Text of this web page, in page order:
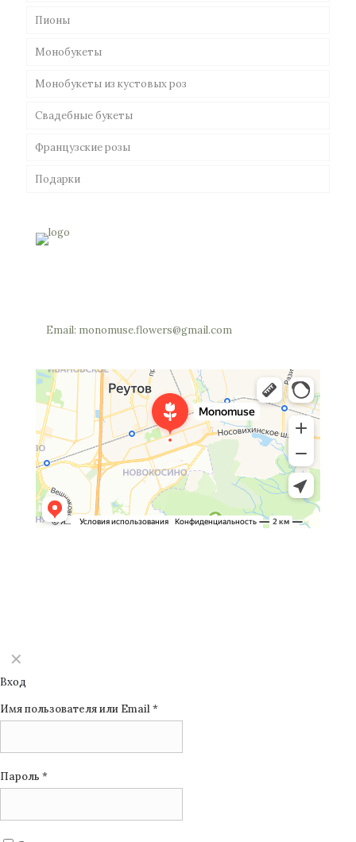
Пионы
Монобукеты
Монобукеты из кустовых роз
Свадебные букеты
Французские розы
Подарки
Email: monomuse.flowers@gmail.com
✕
Вход
Имя пользователя или Email*
Пароль *